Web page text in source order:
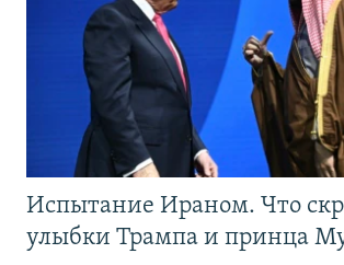
Испытание Ираном. Что
улыбки Трампа и принца